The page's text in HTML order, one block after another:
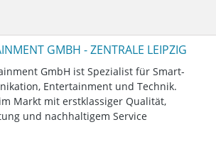
GMBH - ZENTRALE LEIPZIG
GmbH ist Spezialist für Smart-
Entertainment und Technik.
Markt mit erstklassiger Qualität,
und nachhaltigem Service